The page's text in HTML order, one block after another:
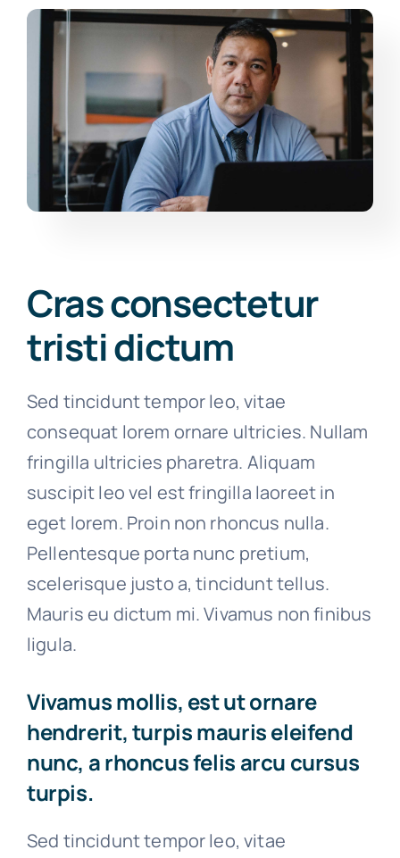
Cras consectetur
tristi dictum
Sed tincidunt tempor leo, vitae
consequat lorem ornare ultricies. Nullam
fringilla ultricies pharetra. Aliquam
suscipit leo vel est fringilla laoreet in
eget lorem. Proin non rhoncus nulla.
Pellentesque porta nunc pretium,
scelerisque justo a, tincidunt tellus.
Mauris eu dictum mi. Vivamus non finibus
ligula.
Vivamus mollis, est ut ornare
hendrerit, turpis mauris eleifend
nunc, a rhoncus felis arcu cursus
turpis.
Sed tincidunt tempor leo, vitae